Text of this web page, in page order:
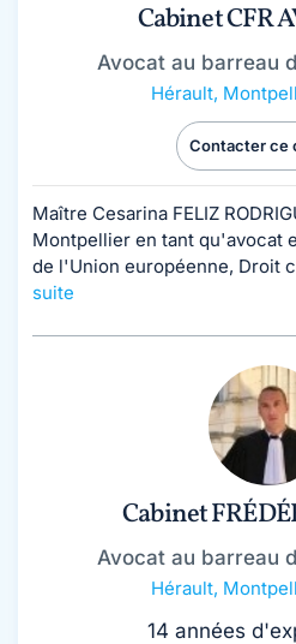
Cabinet CFR
Avocat au barreau
Hérault,
Contacter ce
Maître Cesarina FELIZ
Montpellier en tant qu'avocat
de l'Union européenne, Droit
suite
Cabinet
Avocat au barreau
Hérault,
14 années